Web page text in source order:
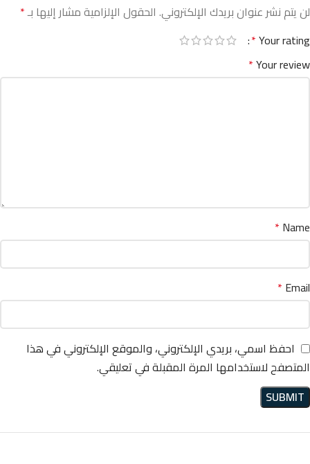
لن يتم نشر عنوان بريدك الإلكتروني. الحقول الإلزامية مشار إليها بـ*
Your rating
*
Your review
*
Name
*
Email
*
احفظ اسمي، بريدي الإلكتروني، والموقع الإلكتروني في هذا
المتصفح لاستخدامها المرة المقبلة في تعليقي.